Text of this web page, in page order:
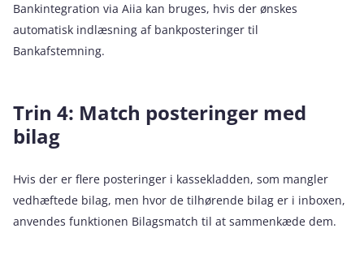
Bankintegration via Aiia kan bruges, hvis der ønskes
automatisk indlæsning af bankposteringer til
Bankafstemning.
Trin 4: Match posteringer med
bilag
Hvis der er flere posteringer i kassekladden, som mangler
vedhæftede bilag, men hvor de tilhørende bilag er i inboxen,
anvendes funktionen Bilagsmatch til at sammenkæde dem.